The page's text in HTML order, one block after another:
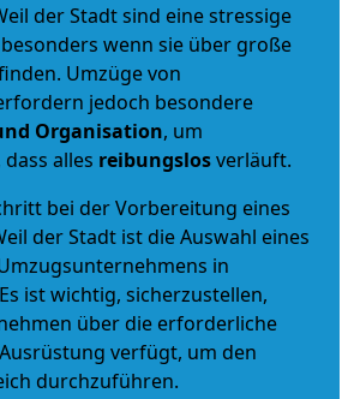
der Stadt sind eine stressige
wenn sie über große
Umzüge von
jedoch besondere
Organisation, um
alles reibungslosverläuft.
bei der Vorbereitung eines
der Stadt ist die Auswahl eines
in
ist wichtig, sicherzustellen,
über die erforderliche
verfügt, um den
durchzuführen.